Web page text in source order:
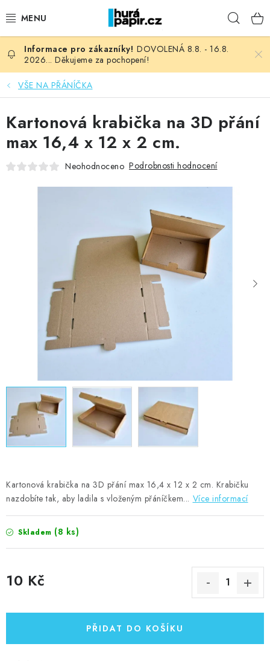
na
NOVINKY
HURÁ DÍLNA
VŠECHNO ZBOŽÍ
KNIHAŘSKÝ MATERIÁL
MOJE OBJEDNÁVKA
Kontakty Moje objednávka
Obchodní podmínky
Jak nakupovat
DOVOLENÁ 8.8. - 16.8.
2026... Děkujeme za pochopení!
VŠE NA PŘÁNÍČKA
Kartonová krabička na 3D přání max 16,4 x 12 x 2 cm. Krabičku
nazdobíte tak, aby ladila s vloženým přáníčkem... Více informací
Skladem (8 ks)
10 Kč
PŘIDAT DO KOŠÍKU
Kartonová krabička na 3D přání
max 16,4 x 12 x 2 cm.
Neohodnoceno Podrobnosti hodnocení